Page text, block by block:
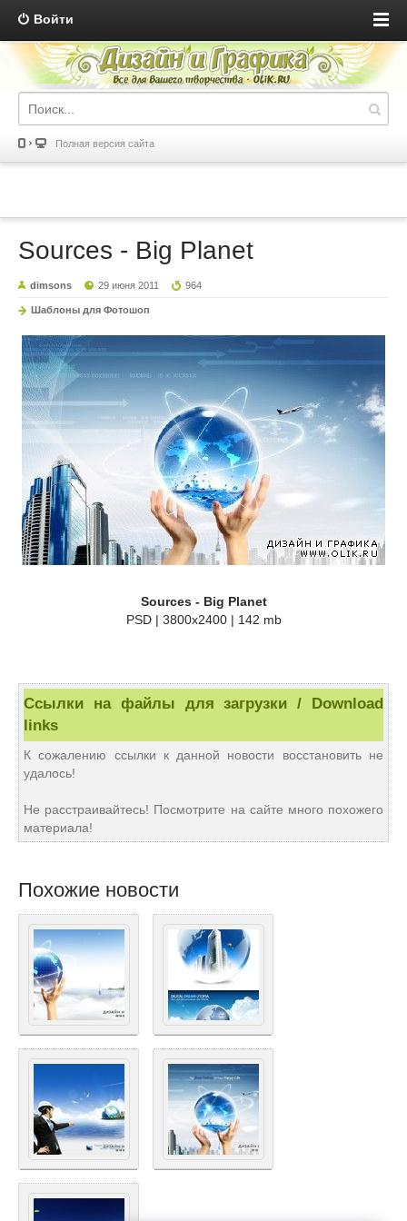
Войти
Полная версия сайта
Sources - Big Planet
dimsons 29 июня 2011 964
Шаблоны для Фотошоп
Sources - Big Planet
PSD | 3800x2400 | 142 mb
Ссылки на файлы для загрузки / Download
links
К сожалению ссылки к данной новости восстановить не
удалось!
Не расстраивайтесь! Посмотрите на сайте много похожего
материала!
Похожие новости